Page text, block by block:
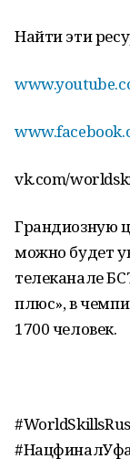
Найти эти
vk.com/
Грандиозную
можно будет
телеканале
плюс», в
1700 человек.